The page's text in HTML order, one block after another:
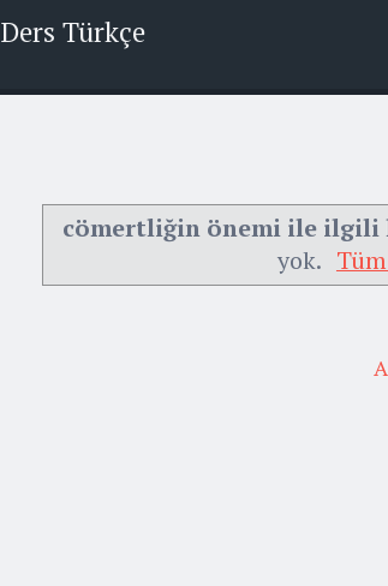
Ders Türkçe
cömertliğin önemi ile ilgili
yok.